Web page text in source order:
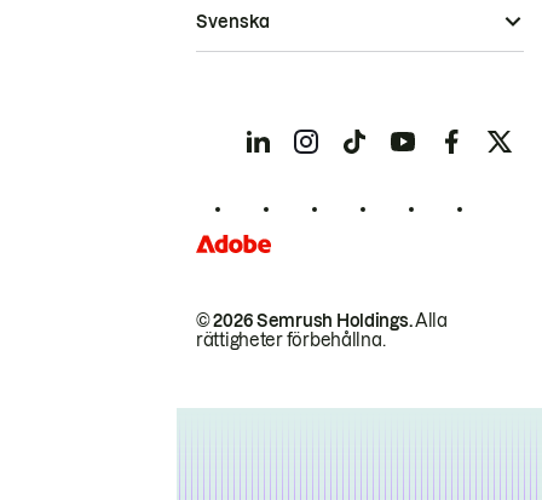
© 2026 Semrush Holdings.Alla
rättigheter förbehållna.
Svenska